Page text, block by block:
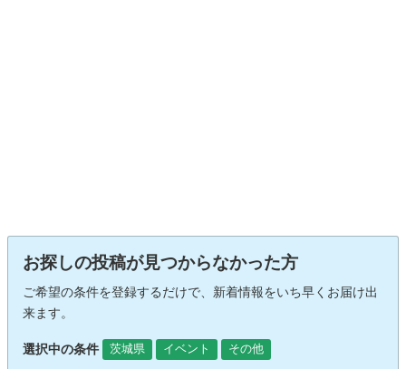
お探しの投稿が見つからなかった方
ご希望の条件を登録するだけで、新着情報をいち早くお届け出
来ます。
選択中の条件 茨城県 イベント その他